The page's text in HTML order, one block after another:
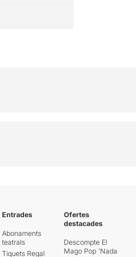
Entrades
Abonaments
teatrals
Tiquets Regal
Ofertes
destacades
Descompte El
Mago Pop 'Nada